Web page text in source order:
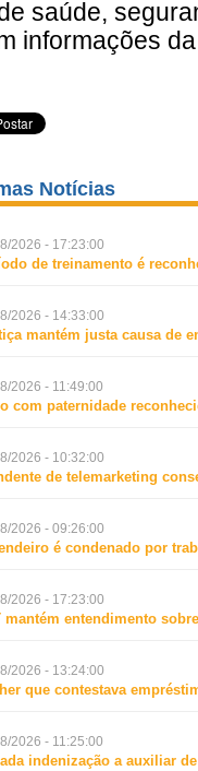
saúde,
informações
Notícias
2026 - 17:23:00
de treinamento é
2026 - 14:33:00
mantém justa causa de
2026 - 11:49:00
com paternidade
2026 - 10:32:00
de telemarketing
2026 - 09:26:00
é condenado por
2026 - 17:23:00
mantém entendimento
2026 - 13:24:00
que contestava
2026 - 11:25:00
indenização a auxiliar